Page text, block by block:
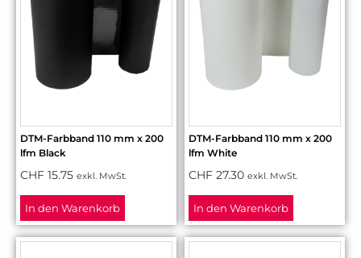
DTM-Farbband 110 mm x 200
lfm Black
CHF 15.75 exkl. MwSt.
In den Warenkorb
DTM-Farbband 110 mm x 200
lfm White
CHF 27.30 exkl. MwSt.
In den Warenkorb